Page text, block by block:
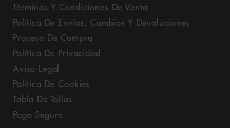
Términos Y Condiciones De Venta
Política De Envíos, Cambios Y Devoluciones
Proceso De Compra
Política De Privacidad
Aviso Legal
Política De Cookies
Tabla De Tallas
Pago Seguro